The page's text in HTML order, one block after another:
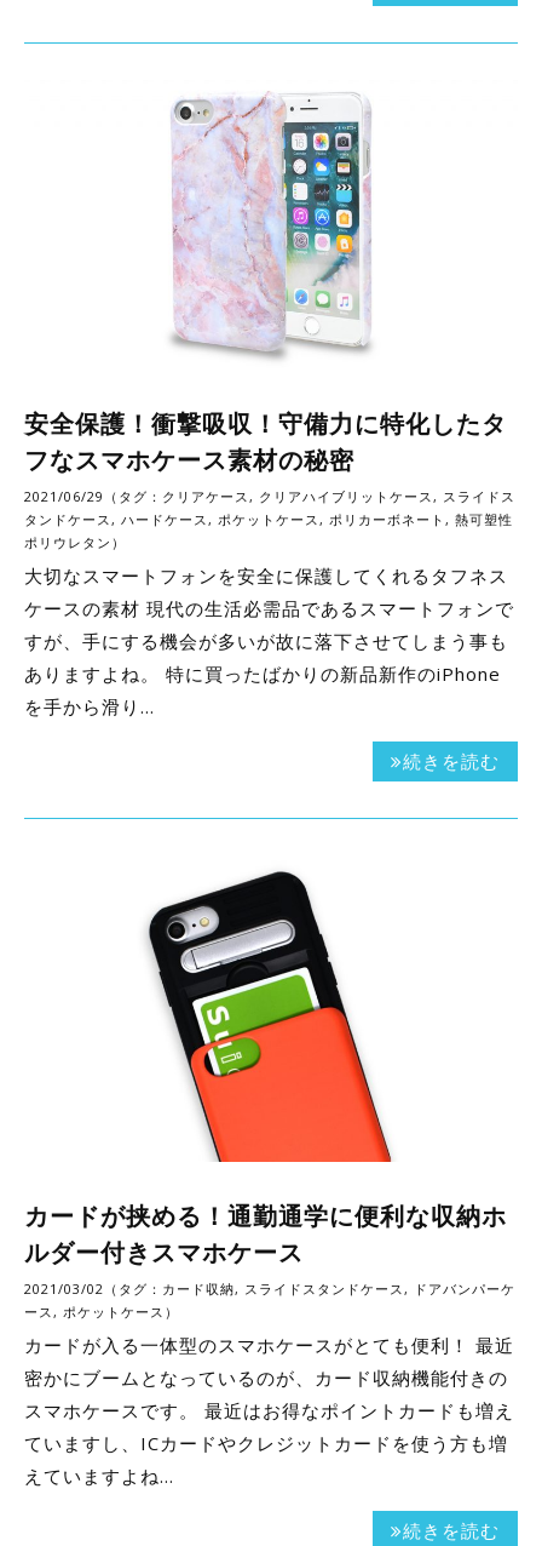
安全保護！衝撃吸収！守備力に特化したタ
フなスマホケース素材の秘密
2021/06/29（タグ： クリアケース, クリアハイブリットケース, スライドス
タンドケース, ハードケース, ポケットケース, ポリカーボネート , 熱可塑性
ポリウレタン ）
大切なスマートフォンを安全に保護してくれるタフネス
ケースの素材 現代の生活必需品であるスマートフォンで
すが、手にする機会が多いが故に落下させてしまう事も
ありますよね。 特に買ったばかりの新品新作のiPhone
を手から滑り…
続きを読む
カードが挟める！通勤通学に便利な収納ホ
ルダー付きスマホケース
2021/03/02（タグ： カード収納, スライドスタンドケース ,
ドアバンパーケ
ース , ポケットケース ）
カードが入る一体型のスマホケースがとても便利！ 最近
密かにブームとなっているのが、カード収納機能付きの
スマホケースです。 最近はお得なポイントカードも増え
ていますし、ICカードやクレジットカードを使う方も増
えていますよね…
続きを読む